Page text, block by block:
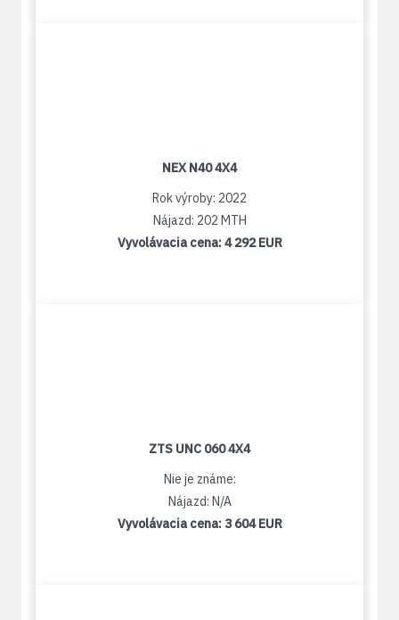
NEX N40 4X4
Rok výroby: 2022
Nájazd: 202 MTH
Vyvolávacia cena:4 292 EUR
ZTS UNC 060 4X4
Nie je známe:
Nájazd: N/A
Vyvolávacia cena: 3 604 EUR